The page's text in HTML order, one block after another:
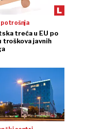
potrošnja
treća u EU po
troškova javnih